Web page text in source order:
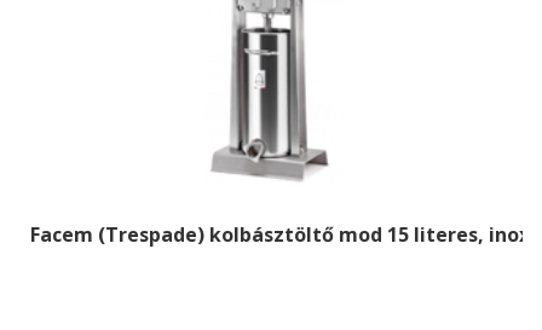
Facem (Trespade) kolbásztöltő mod 15 literes, inox